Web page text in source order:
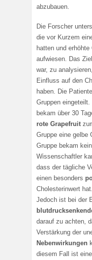
abzubauen.
Die Forscher
die vor Kurzem
hatten und
aufwiesen. Das
war, zu
Einfluss auf den
haben. Die
Gruppen
bekam über 30
rote Grapefruit
Gruppe eine gelbe
Gruppe bekam
Wissenschaftler
dass der tägliche
einen besonders
Cholesterinwert hat.
Jedoch ist bei der
darauf zu achten,
Verstärkung der
Nebenwirkungen
diesem Fall ist